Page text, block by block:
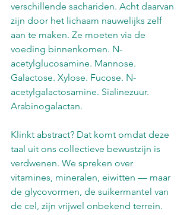
verschillende sachariden. Acht daarvan
zijn door het lichaam nauwelijks zelf
aan te maken. Ze moeten via de
voeding binnenkomen. N-
acetylglucosamine. Mannose.
Galactose. Xylose. Fucose. N-
acetylgalactosamine. Sialinezuur.
Arabinogalactan.
Klinkt abstract? Dat komt omdat deze
taal uit ons collectieve bewustzijn is
verdwenen. We spreken over
vitamines, mineralen, eiwitten — maar
de glycovormen, de suikermantel van
de cel, zijn vrijwel onbekend terrein.